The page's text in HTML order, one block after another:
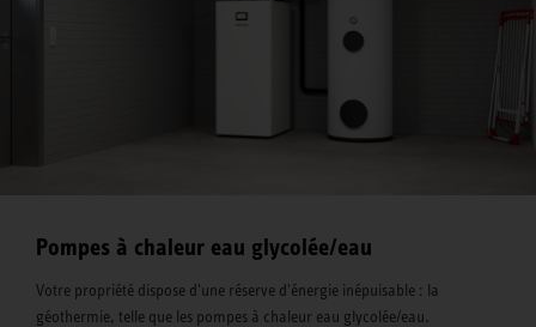
Pompes à chaleur eau glycolée/eau
Votre propriété dispose d'une réserve d'énergie inépuisable : la
géothermie, telle que les pompes à chaleur eau glycolée/eau.